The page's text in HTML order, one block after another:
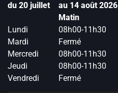
du 20 juillet
au 14 août 2026
Matin
Lundi
08h00-11h30
Mardi
Fermé
Mercredi
08h00-11h30
Jeudi
08h00-11h30
Vendredi
Fermé